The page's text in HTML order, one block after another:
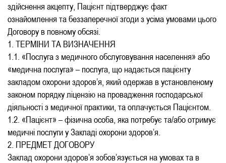
здійснення акцепту, Пацієнт підтверджує факт
ознайомлення та беззаперечної згоди з усіма умовами цього
Договору в повному обсязі.
1. ТЕРМІНИ ТА ВИЗНАЧЕННЯ
1.1. «Послуга з медичного обслуговування населення» або
«медична послуга» – послуга, що надається пацієнту
закладом охорони здоров’я, який одержав в установленому
законом порядку ліцензію на провадження господарської
діяльності з медичної практики, та оплачується Пацієнтом.
1.2. «Пацієнт» – фізична особа, яка потребує та/або отримує
медичні послуги у Закладі охорони здоров’я.
2. ПРЕДМЕТ ДОГОВОРУ
Заклад охорони здоров’я зобов’язується на умовах та в